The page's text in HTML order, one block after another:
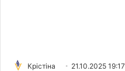
Крістіна 21.10.2025 19:17